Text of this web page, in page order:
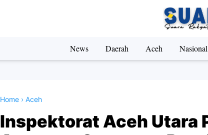
News Daerah Aceh Nasional
Home › Aceh
Inspektorat Aceh Utara